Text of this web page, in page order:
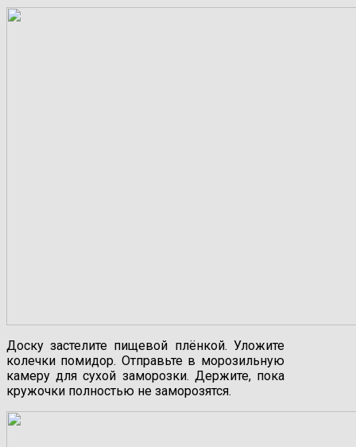
Доску застелите пищевой плёнкой. Уложите
колечки помидор. Отправьте в морозильную
камеру для сухой заморозки. Держите, пока
кружочки полностью не заморозятся.